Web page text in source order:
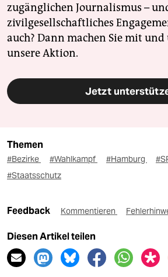
zugänglichen Journalismus –
zivilgesellschaftliches
auch? Dann machen Sie mit
unsere Aktion.
Jetzt
Themen
#Bezirke #Wahlkampf #Hamburg
#Staatsschutz
Feedback Kommentieren
Diesen Artikel teilen